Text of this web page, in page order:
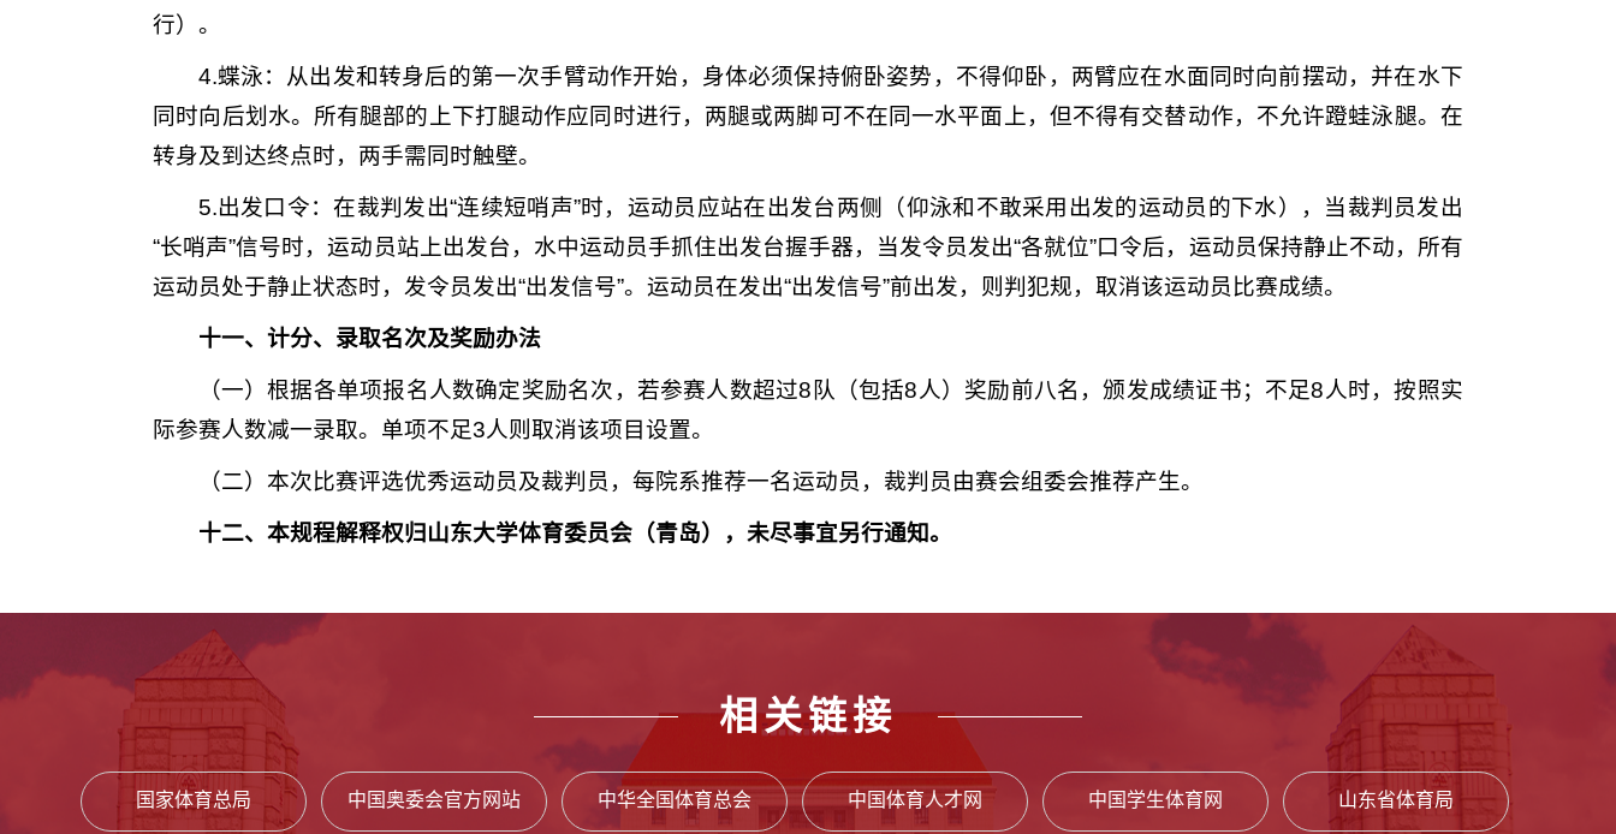
行）。
4.蝶泳：从出发和转身后的第一次手臂动作开始，身体必须保持俯卧姿势，不得仰卧，两臂应在水面同时向前摆动，并在水下
同时向后划水。所有腿部的上下打腿动作应同时进行，两腿或两脚可不在同一水平面上，但不得有交替动作，不允许蹬蛙泳腿。在
转身及到达终点时，两手需同时触壁。
5.出发口令：在裁判发出“连续短哨声”时，运动员应站在出发台两侧（仰泳和不敢采用出发的运动员的下水），当裁判员发出
“长哨声”信号时，运动员站上出发台，水中运动员手抓住出发台握手器，当发令员发出“各就位”口令后，运动员保持静止不动，所有
运动员处于静止状态时，发令员发出“出发信号”。运动员在发出“出发信号”前出发，则判犯规，取消该运动员比赛成绩。
十一、计分、录取名次及奖励办法
（一）根据各单项报名人数确定奖励名次，若参赛人数超过8队（包括8人）奖励前八名，颁发成绩证书；不足8人时，按照实
际参赛人数减一录取。单项不足3人则取消该项目设置。
（二）本次比赛评选优秀运动员及裁判员，每院系推荐一名运动员，裁判员由赛会组委会推荐产生。
十二、本规程解释权归山东大学体育委员会（青岛），未尽事宜另行通知。
相关链接
国家体育总局 中国奥委会官方网站 中华全国体育总会 中国体育人才网 中国学生体育网 山东省体育局